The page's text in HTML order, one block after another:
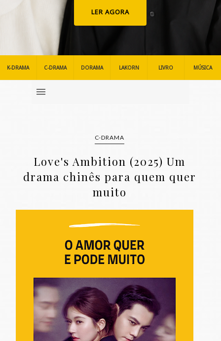
LER AGORA
K-DRAMA C-DRAMA DORAMA LAKORN LIVRO MÚSICA
C-DRAMA
Love's Ambition (2025) Um
drama chinês para quem quer
muito